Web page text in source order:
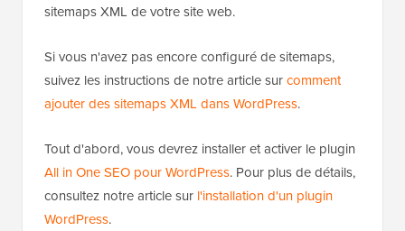
sitemaps XML de votre site web.
Si vous n'avez pas encore configuré de sitemaps,
suivez les instructions de notre article surcomment
ajouter des sitemaps XML dans WordPress.
Tout d'abord, vous devrez installer et activer le plugin
All in One SEO pour WordPress. Pour plus de détails,
consultez notre article sur l'installation d'un plugin
WordPress.